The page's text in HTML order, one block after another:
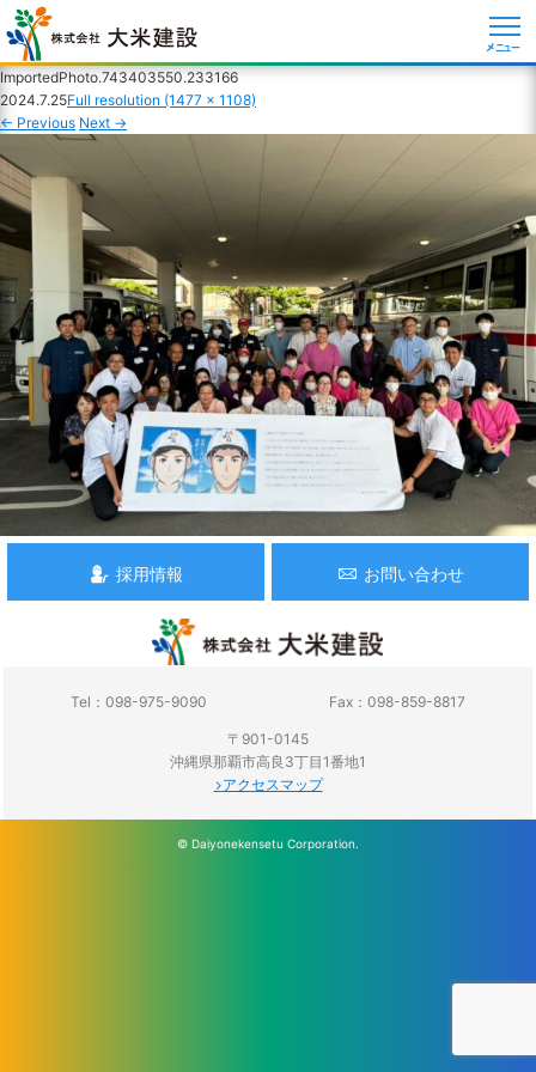
メニュー
ImportedPhoto.743403550.233166
2024.7.25Full resolution (1477 × 1108)
← Previous Next →
採用情報 お問い合わせ
Tel：098-975-9090 Fax：098-859-8817
〒901-0145
沖縄県那覇市高良3丁目1番地1
アクセスマップ
© Daiyonekensetu Corporation.